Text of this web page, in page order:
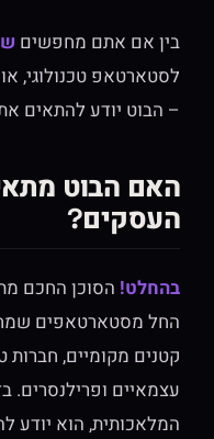
בין אם אתם מחפשים
לסטארטאפ טכנולוגי,
– הבוט יודע להתאים
האם הבוט
העסקים?
בהחלט!הסוכן החכם
החל מסטארטאפים
קטנים מקומיים, חברות
עצמאיים ופרילנסרים.
המלאכותית, הוא יודע